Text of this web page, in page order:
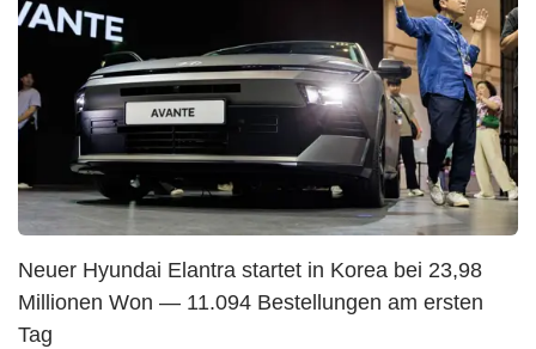
Neuer Hyundai Elantra startet in Korea bei 23,98
Millionen Won — 11.094 Bestellungen am ersten
Tag